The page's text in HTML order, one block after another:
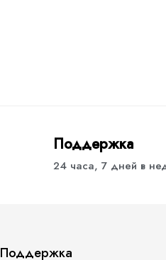
Поддержка
24 часа, 7 дней в
Поддержка